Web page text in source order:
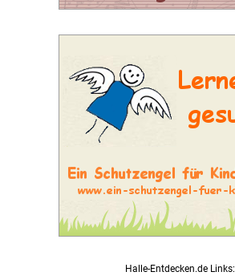
Halle-Entdecken.de Links: